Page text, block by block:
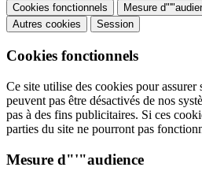
Cookies fonctionnels Mesure
Autres cookies
Session
Cookies fonctionnels
Ce site utilise des cookies pour
peuvent pas être désactivés de nos
pas à des fins publicitaires. Si ces
parties du site ne pourront pas
Mesure d"'"audience